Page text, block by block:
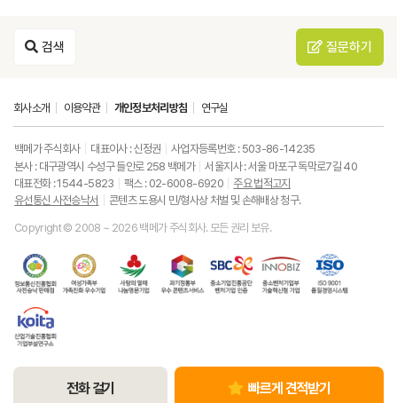
검색 질문하기
회사소개 이용약관 개인정보처리방침 연구실
백메가 주식회사 대표이사 : 신정권
사업자등록번호 : 503-86-14235
본사 : 대구광역시 수성구 들안로 258 백메가
서울지사 : 서울 마포구 독막로7길 40
대표전화 : 1544-5823
팩스 : 02-6008-6920
주요 법적고지
유선통신 사전승낙서
콘텐츠 도용시 민/형사상 처벌 및 손해배상 청구.
Copyright © 2008 ~ 2026 백메가 주식회사. 모든 권리 보유.
정
보
신
진
흥
유
가
수
기
랑
의
열
모
금
통
서
중
소
기
업
중
소
벤
처
형
기
ISO9001
경
한
국
산
업
술
전화 걸기 빠르게 견적받기